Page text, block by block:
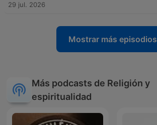
29 jul. 2026
Mostrar más episodios
Más podcasts de Religión y
espiritualidad